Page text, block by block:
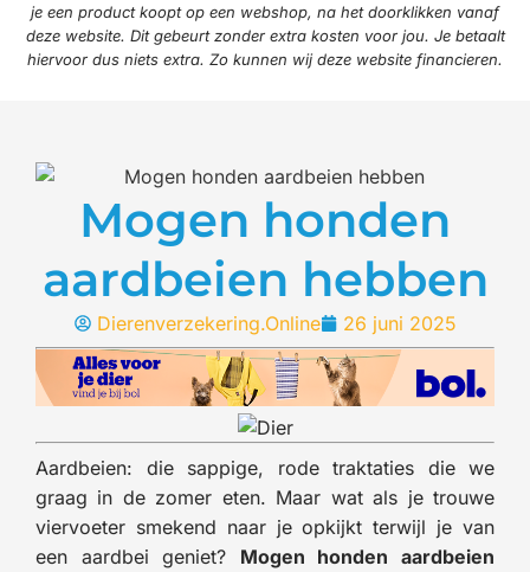
je een product koopt op een webshop, na het doorklikken vanaf
deze website. Dit gebeurt zonder extra kosten voor jou. Je betaalt
hiervoor dus niets extra. Zo kunnen wij deze website financieren.
Mogen honden
aardbeien hebben
Dierenverzekering.Online 26 juni 2025
Aardbeien: die sappige, rode traktaties die we
graag in de zomer eten. Maar wat als je trouwe
viervoeter smekend naar je opkijkt terwijl je van
een aardbei geniet? Mogen honden aardbeien